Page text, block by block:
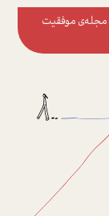
مجله‌ی موفقیت